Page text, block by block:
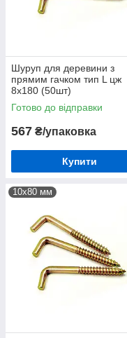
Шуруп для деревини з
прямим гачком тип L цж
8х180 (50шт)
Готово до відправки
567 ₴/упаковка
Купити
10х80 мм